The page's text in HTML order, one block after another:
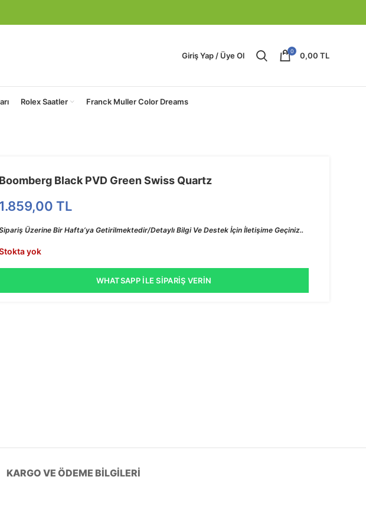
Giriş Yap / Üye Ol 0 0,00 TL
Rolex Saatler Franck Muller Color Dreams
Boomberg Black PVD Green Swiss Quartz
1.859,00 TL
Üzerine Bir Hafta’ya Getirilmektedir/Detaylı Bilgi Ve Destek İçin İletişime Geçiniz..
yok
WHATSAPP İLE SIPARIŞ VERIN
KARGO VE ÖDEME BILGILERI